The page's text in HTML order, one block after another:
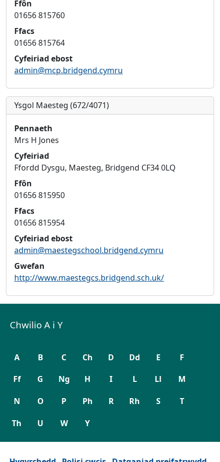
Ffôn
01656 815760
Ffacs
01656 815764
Cyfeiriad ebost
admin@mcp.bridgend.cymru
Ysgol Maesteg (672/4071)
Pennaeth
Mrs H Jones
Cyfeiriad
Ffordd Dysgu, Maesteg, Bridgend CF34 0LQ
Ffôn
01656 815950
Ffacs
01656 815954
Cyfeiriad ebost
admin@maestegschool.bridgend.cymru
Gwefan
http://www.maestegcs.bridgend.sch.uk/
Chwilio A i Y
A B C Ch D Dd E F
Ff G Ng H I L Ll M
N O P Ph R Rh S T
Th U W Y